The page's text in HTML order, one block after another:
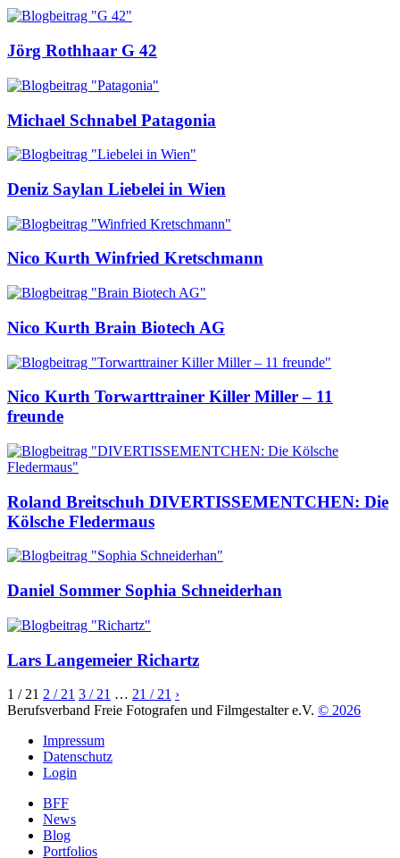
Jörg Rothhaar G 42
Michael Schnabel Patagonia
Deniz Saylan Liebelei in Wien
Nico Kurth Winfried Kretschmann
Nico Kurth Brain Biotech AG
Nico Kurth Torwarttrainer Killer Miller – 11
freunde
Roland Breitschuh DIVERTISSEMENTCHEN: Die
Kölsche Fledermaus
Daniel Sommer Sophia Schneiderhan
Lars Langemeier Richartz
1 / 21 2 / 21 3 / 21 … 21 / 21 ›
Berufsverband Freie Fotografen und Filmgestalter e.V. © 2026
Impressum
Datenschutz
Login
BFF
News
Blog
Portfolios